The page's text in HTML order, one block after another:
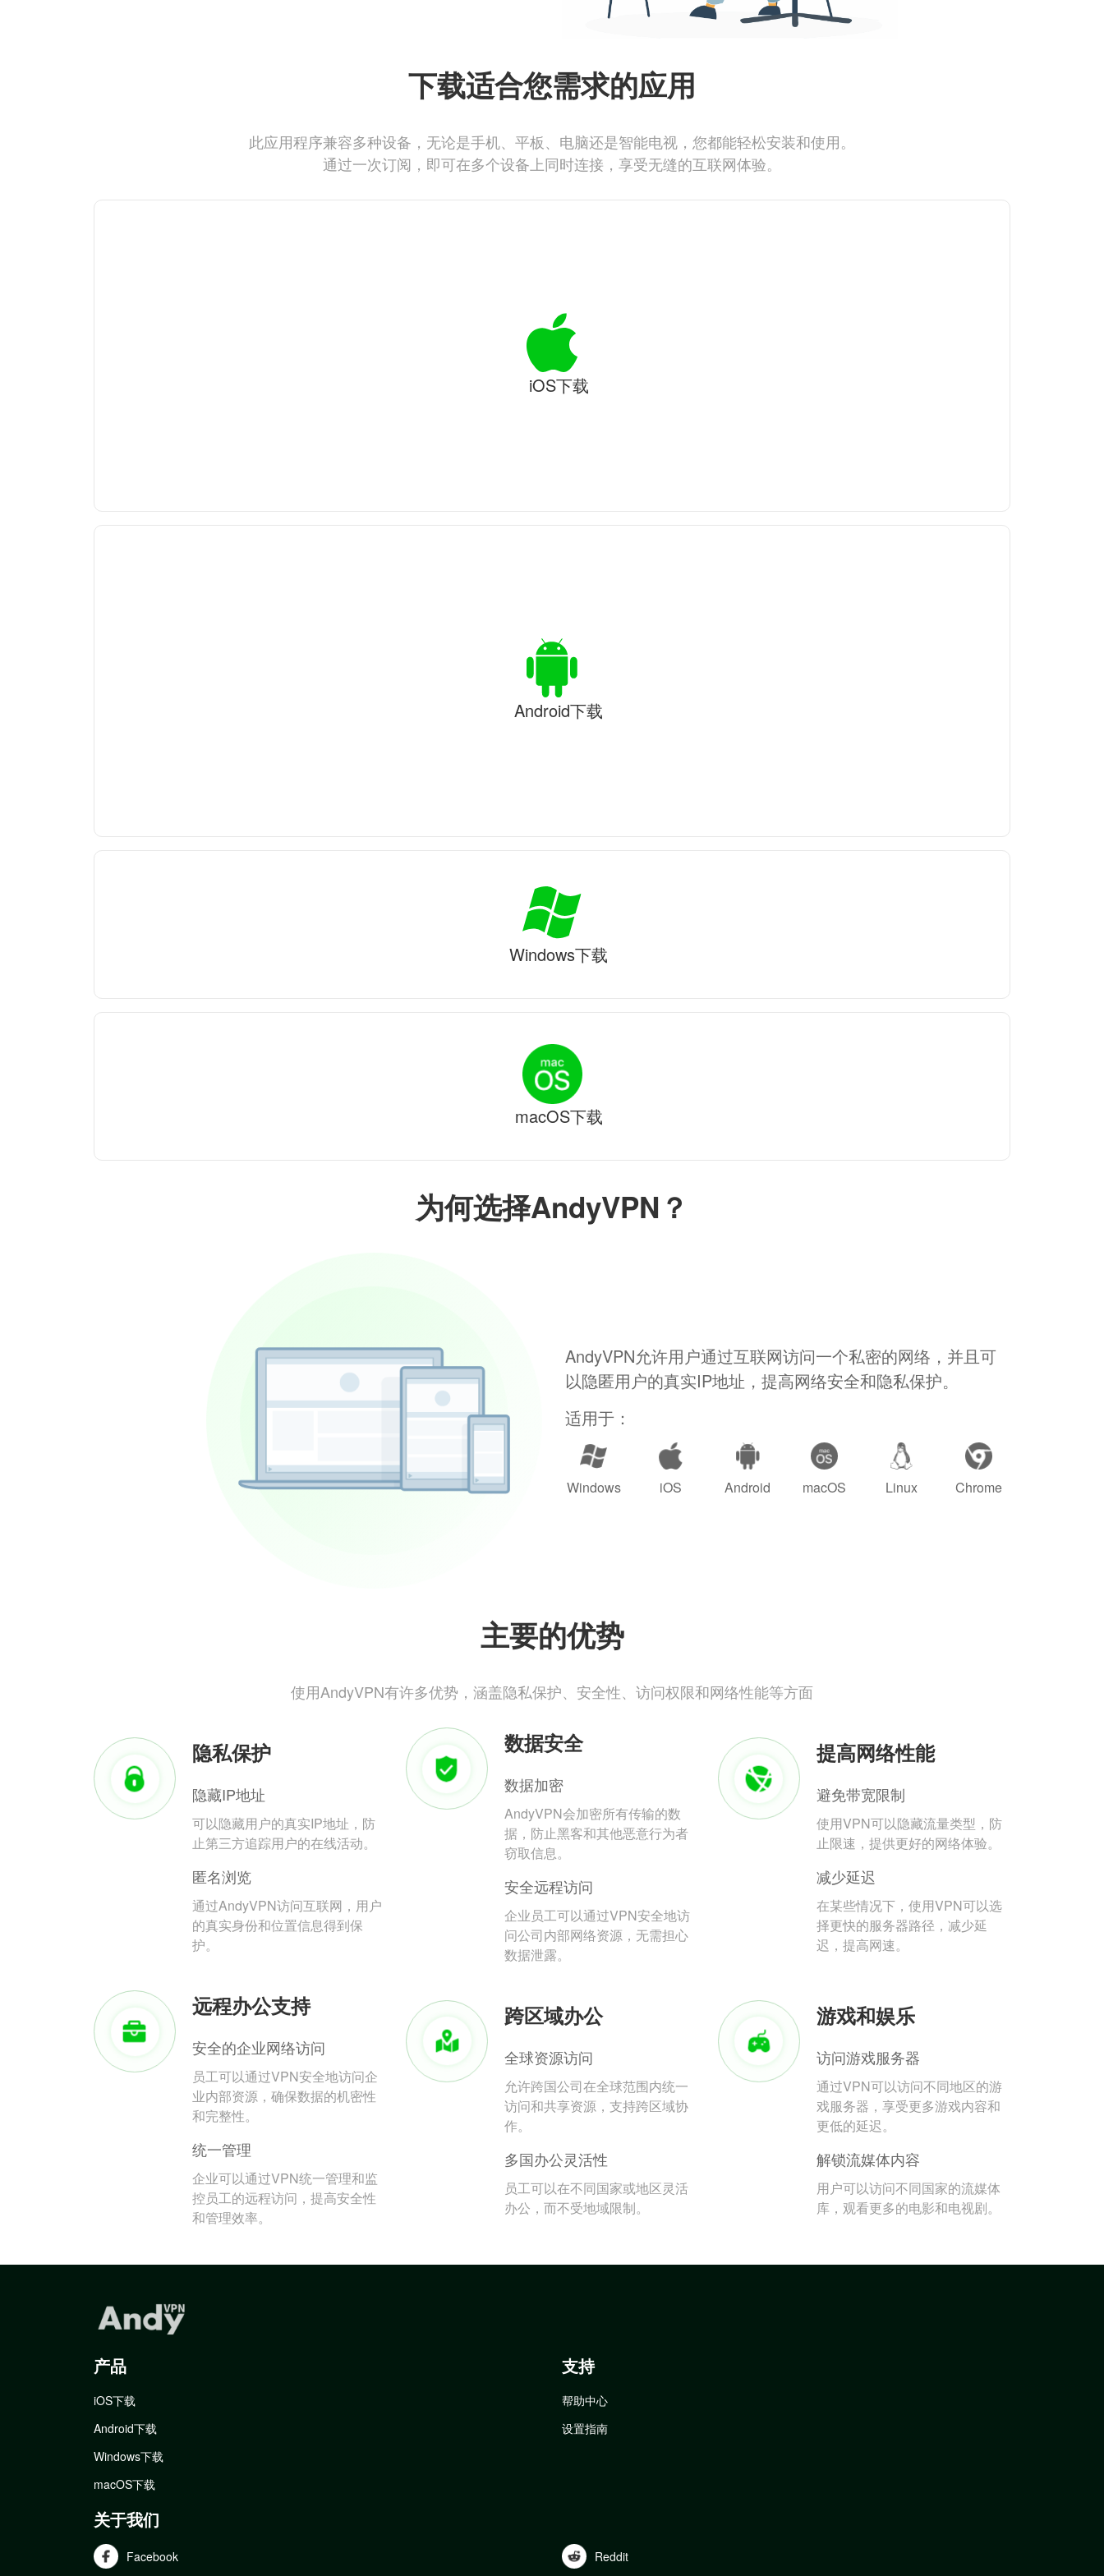
为何选择AndyVPN？
AndyVPN允许用户通过互联网访问一个私密的网络，并且可
以隐匿用户的真实IP地址，提高网络安全和隐私保护。
适用于：
Windows iOS Android macOS Linux Chrome
主要的优势
使用AndyVPN有许多优势，涵盖隐私保护、安全性、访问权限和网络性能等方面
隐私保护
隐藏IP地址
可以隐藏用户的真实IP地址，防
止第三方追踪用户的在线活动。
匿名浏览
通过AndyVPN访问互联网，用户
的真实身份和位置信息得到保
护。
数据安全
数据加密
AndyVPN会加密所有传输的数
据，防止黑客和其他恶意行为者
窃取信息。
安全远程访问
企业员工可以通过VPN安全地访
问公司内部网络资源，无需担心
数据泄露。
提高网络性能
避免带宽限制
使用VPN可以隐藏流量类型，防
止限速，提供更好的网络体验。
减少延迟
在某些情况下，使用VPN可以选
择更快的服务器路径，减少延
迟，提高网速。
远程办公支持
安全的企业网络访问
员工可以通过VPN安全地访问企
业内部资源，确保数据的机密性
和完整性。
统一管理
企业可以通过VPN统一管理和监
控员工的远程访问，提高安全性
和管理效率。
跨区域办公
全球资源访问
允许跨国公司在全球范围内统一
访问和共享资源，支持跨区域协
作。
多国办公灵活性
员工可以在不同国家或地区灵活
办公，而不受地域限制。
游戏和娱乐
访问游戏服务器
通过VPN可以访问不同地区的游
戏服务器，享受更多游戏内容和
更低的延迟。
解锁流媒体内容
用户可以访问不同国家的流媒体
库，观看更多的电影和电视剧。
下载适合您需求的应用
此应用程序兼容多种设备，无论是手机、平板、电脑还是智能电视，您都能轻松安装和使用。
通过一次订阅，即可在多个设备上同时连接，享受无缝的互联网体验。
iOS下载
Android下载
Windows下载
macOS下载
产品
iOS下载
Android下载
Windows下载
macOS下载
支持
帮助中心
设置指南
关于我们
Facebook Reddit